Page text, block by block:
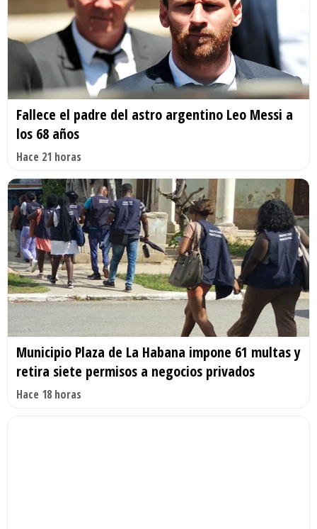
Fallece el padre del astro argentino Leo Messi a
los 68 años
Hace 21 horas
Municipio Plaza de La Habana impone 61 multas y
retira siete permisos a negocios privados
Hace 18 horas